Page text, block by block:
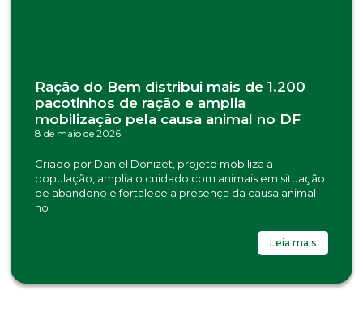
Ração do Bem distribui mais de 1.200
pacotinhos de ração e amplia
mobilização pela causa animal no DF
8 de maio de 2026
Criado por Daniel Donizet, projeto mobiliza a
população, amplia o cuidado com animais em situação
de abandono e fortalece a presença da causa animal
no
Leia mais